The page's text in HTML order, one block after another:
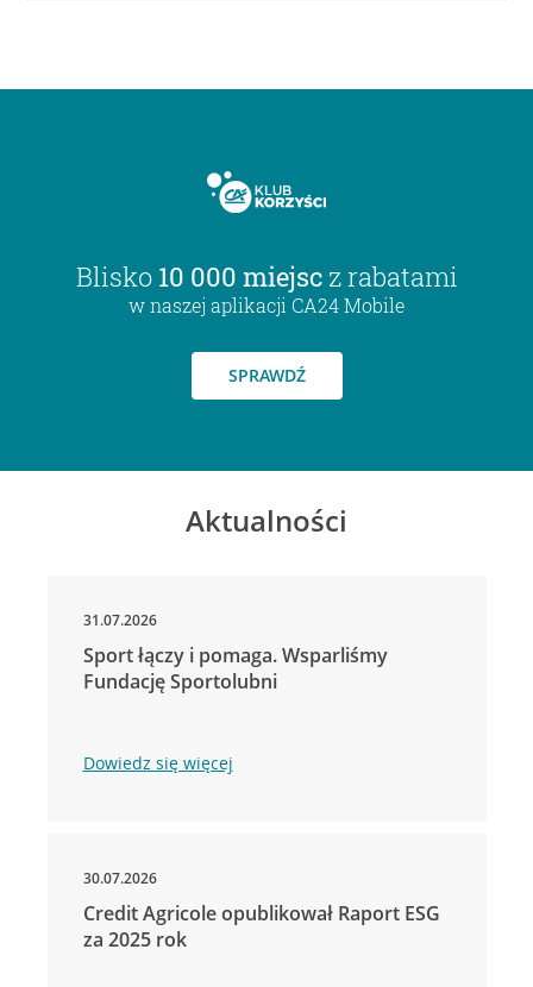
Blisko 10 000 miejsc z rabatami
w naszej aplikacji CA24 Mobile
SPRAWDŹ
Aktualności
31.07.2026
Sport łączy i pomaga. Wsparliśmy
Fundację Sportolubni
Dowiedz się więcej
30.07.2026
Credit Agricole opublikował Raport ESG
za 2025 rok